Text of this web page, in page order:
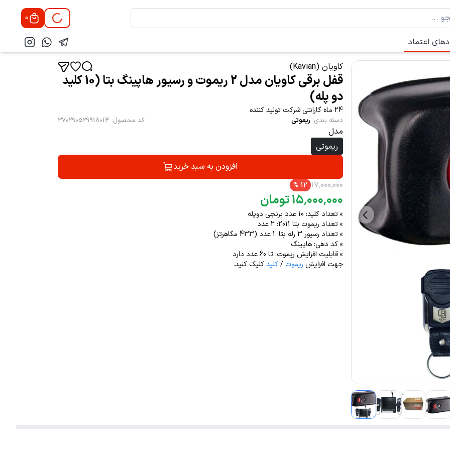
0
اعتماد
کاویان (Kavian)
قفل برقی کاویان مدل 2 ریموت و رسیور هاپینگ بتا (10 کلید
دو پله)
24 ماه گارانتی شرکت تولید کننده
دسته بندی: ریموتی کد محصول:
370290529918014
مدل
ریموتی
افزودن به سبد خرید
۱۷٬۰۰۰٬۰۰۰ 12
%
۱۵٬۰۰۰٬۰۰۰ تومان
» تعداد کلید: 10 عدد برنجی دوپله
» تعداد ریموت بتا 2011: 2 عدد
» تعداد رسیور 3 رله بتا: 1 عدد (433 مگاهرتز)
» کد دهی: هاپینگ
» قابلیت افزایش ریموت: تا 60 عدد دارد
جهت افزایش ریموت /کلیدکلیک کنید.